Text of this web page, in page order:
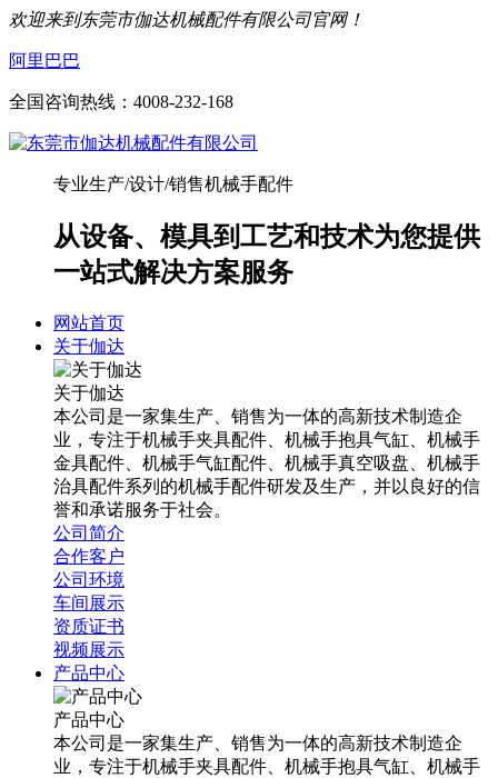
欢迎来到东莞市伽达机械配件有限公司官网！
阿里巴巴
全国咨询热线： 4008-232-168
专业生产/设计/销售机械手配件
从设备、模具到工艺和技术为您提供
一站式解决方案服务
网站首页
关于伽达
关于伽达
本公司是一家集生产、销售为一体的高新技术制造企
业，专注于机械手夹具配件、机械手抱具气缸、机械手
金具配件、机械手气缸配件、机械手真空吸盘、机械手
治具配件系列的机械手配件研发及生产，并以良好的信
誉和承诺服务于社会。
公司简介
合作客户
公司环境
车间展示
资质证书
视频展示
产品中心
产品中心
本公司是一家集生产、销售为一体的高新技术制造企
业，专注于机械手夹具配件、机械手抱具气缸、机械手